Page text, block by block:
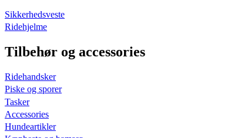
Sikkerhedsveste
Ridehjelme
Tilbehør og accessories
Ridehandsker
Piske og sporer
Tasker
Accessories
Hundeartikler